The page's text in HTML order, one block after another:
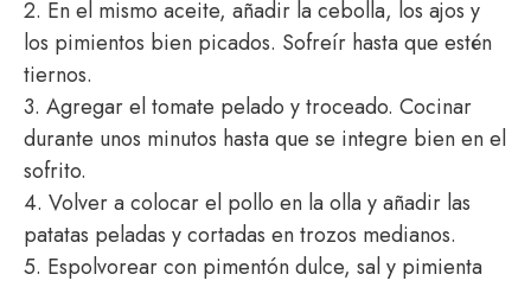
2. En el mismo aceite, añadir la cebolla, los ajos y
los pimientos bien picados. Sofreír hasta que estén
tiernos.
3. Agregar el tomate pelado y troceado. Cocinar
durante unos minutos hasta que se integre bien en el
sofrito.
4. Volver a colocar el pollo en la olla y añadir las
patatas peladas y cortadas en trozos medianos.
5. Espolvorear con pimentón dulce, sal y pimienta